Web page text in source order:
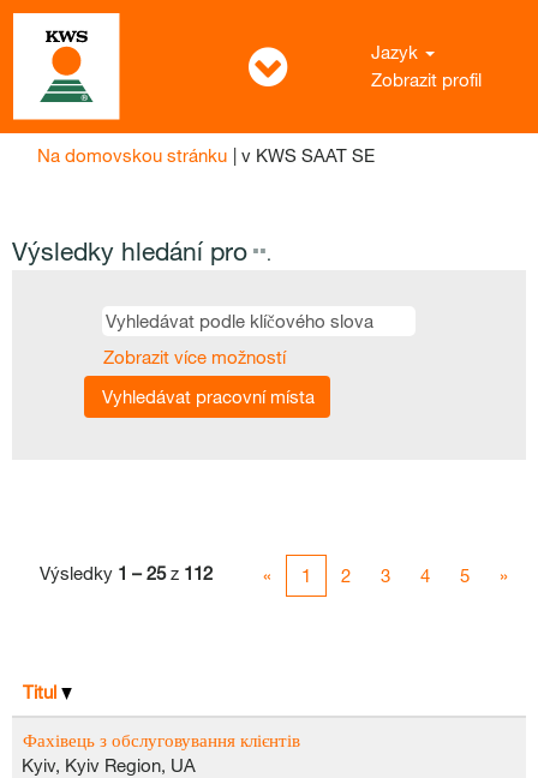
Jazyk
Zobrazit profil
Na domovskou stránku | v KWS SAAT SE(aktuální
Výsledky hledání pro "".
Zobrazit více možností
Výsledky 1 – 25z 112 « 1 2 3 4 5 »
Titul
Фахівець з обслуговування клієнтів
Kyiv, Kyiv Region, UA